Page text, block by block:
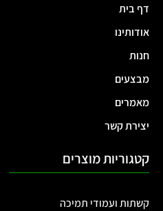
דף בית
אודותינו
חנות
מבצעים
מאמרים
יצירת קשר
קטגוריות מוצרים
קשתות ועמודי תמיכה